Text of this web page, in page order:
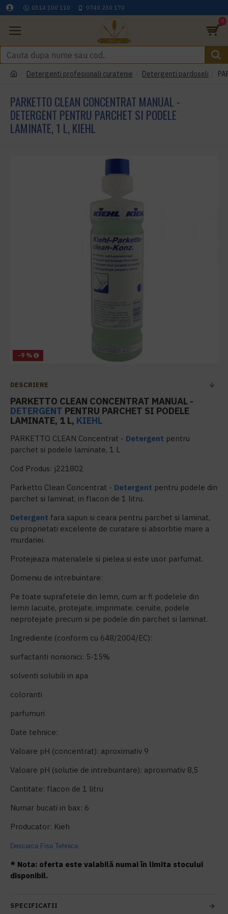
0314 100 110 0740 230 170
0
Detergenti profesionali curatenie Detergenti pardoseli
PARKETTO CLEAN CONCENTRAT MANUAL -
DETERGENT PENTRU PARCHET SI PODELE
LAMINATE, 1 L, KIEHL
-9 %
DESCRIERE
PARKETTO CLEAN CONCENTRAT MANUAL -
DETERGENT PENTRU PARCHET SI PODELE
LAMINATE, 1 L, KIEHL
PARKETTO CLEAN Concentrat - Detergent pentru
parchet si podele laminate, 1 L
Cod Produs: j221802
Parketto Clean Concentrat - Detergent pentru podele din
parchet si laminat, in flacon de 1 litru.
Detergent fara sapun si ceara pentru parchet si laminat,
cu proprietati excelente de curatare si absorbtie mare a
murdariei.
Protejeaza materialele si pielea si este usor parfumat.
Domeniu de intrebuintare:
Pe toate suprafetele din lemn, cum ar fi podelele din
lemn lacuite, protejate, imprimate, ceruite, podele
neprotejate precum si pe podele din parchet si laminat.
Ingrediente (conform cu 648/2004/EC):
surfactanti nonionici: 5-15%
solventi solubili in apa
coloranti
parfumuri
Date tehnice:
Valoare pH (concentrat): aproximativ 9
Valoare pH (solutie de intrebuintare): aproximativ 8,5
Cantitate: flacon de 1 litru
Numar bucati in bax: 6
Producator: Kieh
Descarca Fisa Tehnica
* Nota: oferta este valabilă numai în limita stocului
disponibil.
SPECIFICATII